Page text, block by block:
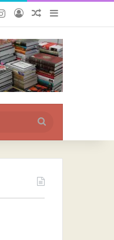
Instagramபுகுபதிகைசீரற்ற பதிவுகள்
Sidebar